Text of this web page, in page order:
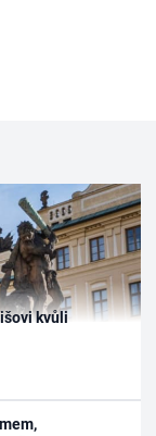
kvůli